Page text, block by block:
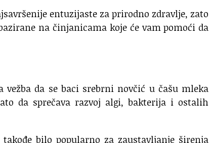
entuzijaste za prirodno zdravlje, zato
na činjanicama koje će vam pomoći da
da se baci srebrni novčić u čašu mleka
da sprečava razvoj algi, bakterija i ostalih
bilo popularno za zaustavljanje širenja